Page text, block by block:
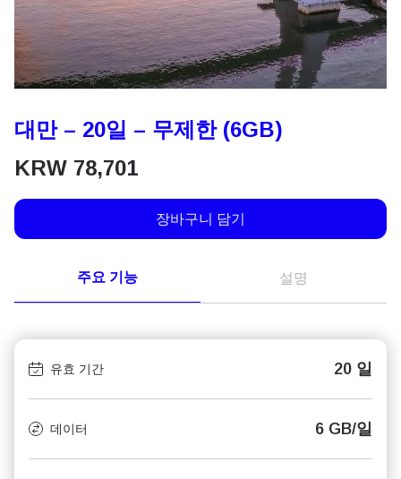
대만 – 20일 – 무제한 (6GB)
KRW 78,701
장바구니 담기
주요 기능 설명
유효 기간 20 일
데이터 6 GB/일